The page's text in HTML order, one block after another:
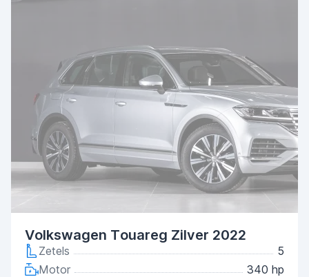
Volkswagen Touareg Zilver 2022
Zetels
5
Motor
340 hp